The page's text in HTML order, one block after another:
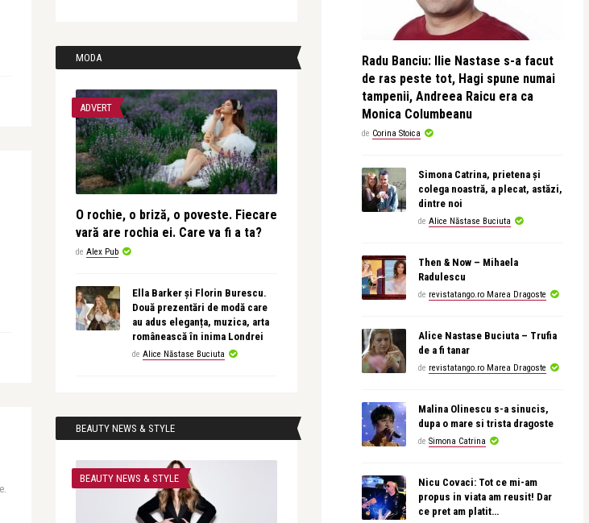
MODA
ADVERT
O rochie, o briză, o poveste. Fiecare
vară are rochia ei. Care va fi a ta?
de Alex Pub
Ella Barker și Florin Burescu.
Două prezentări de modă care
au adus eleganța, muzica, arta
românească în inima Londrei
de Alice Năstase Buciuta
BEAUTY NEWS & STYLE
BEAUTY NEWS & STYLE
Radu Banciu: Ilie Nastase s-a facut
de ras peste tot, Hagi spune numai
tampenii, Andreea Raicu era ca
Monica Columbeanu
de Corina Stoica
Simona Catrina, prietena și
colega noastră, a plecat, astăzi,
dintre noi
de Alice Năstase Buciuta
Then & Now – Mihaela
Radulescu
de revistatango.ro Marea Dragoste
Alice Nastase Buciuta – Trufia
de a fi tanar
de revistatango.ro Marea Dragoste
Malina Olinescu s-a sinucis,
dupa o mare si trista dragoste
de Simona Catrina
Nicu Covaci: Tot ce mi-am
propus in viata am reusit! Dar
ce pret am platit…